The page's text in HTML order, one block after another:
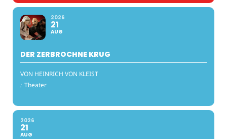
2026
21
AUG
DER ZERBROCHNE KRUG
VON HEINRICH VON KLEIST
: Theater
2026
21
AUG